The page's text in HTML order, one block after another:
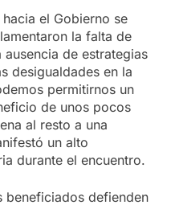
el Gobierno se
la falta de
de estrategias
desigualdades en la
permitirnos un
de unos pocos
al resto a una
un alto
durante el encuentro.
beneficiados defienden